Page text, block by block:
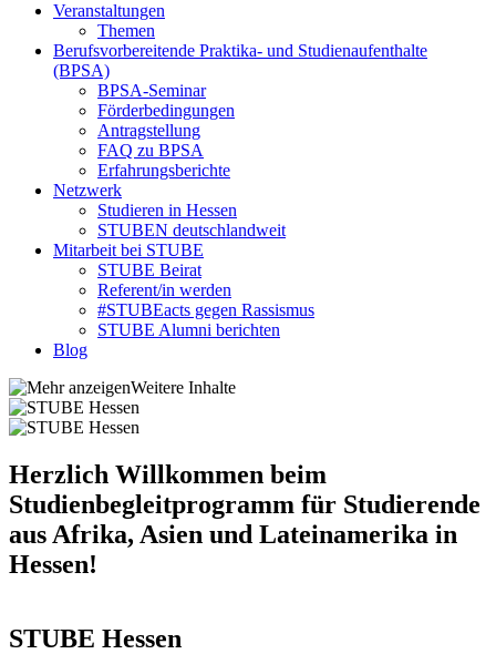
Hauptnavigation
Veranstaltungen
Themen
Berufsvorbereitende Praktika- und Studienaufenthalte
(BPSA)
BPSA-Seminar
Förderbedingungen
Antragstellung
FAQ zu BPSA
Erfahrungsberichte
Netzwerk
Studieren in Hessen
STUBEN deutschlandweit
Mitarbeit bei STUBE
STUBE Beirat
Referent/in werden
#STUBEacts gegen Rassismus
STUBE Alumni berichten
Blog
Weitere Inhalte
Herzlich Willkommen beim
Studienbegleitprogramm für Studierende
aus Afrika, Asien und Lateinamerika in
Hessen!
STUBE Hessen